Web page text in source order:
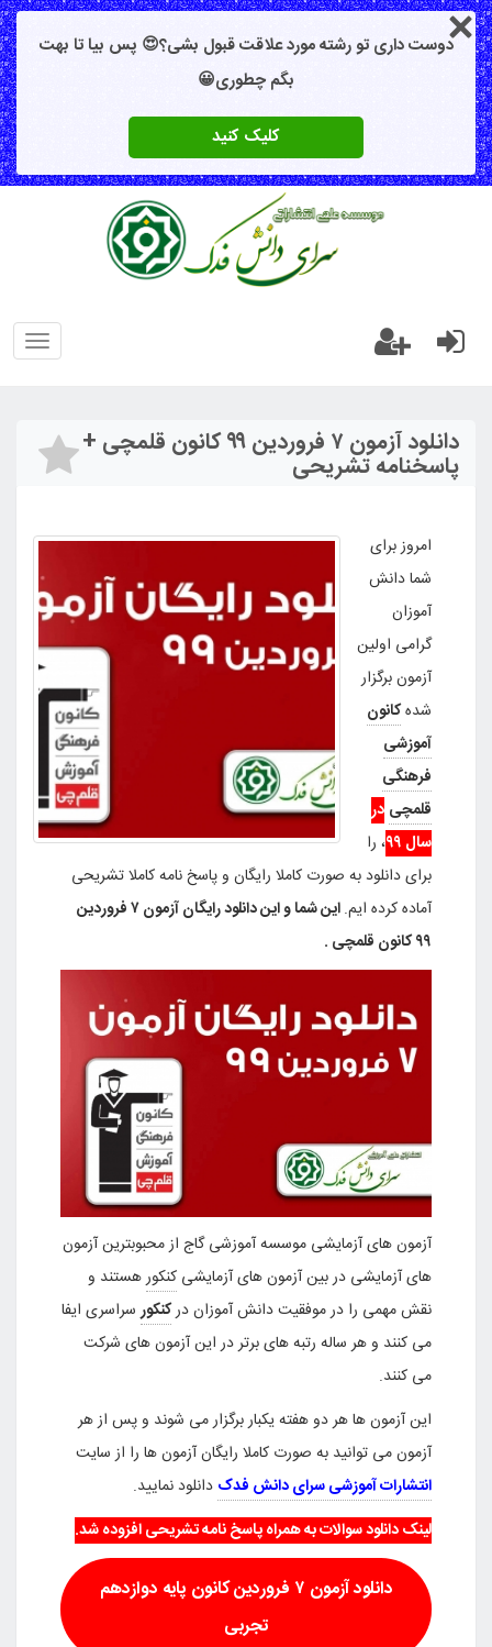
دوست داری تو رشته مورد علاقت قبول بشی؟😍 پس بیا تا بهت
بگم چطوری😀
کلیک کنید
دانلود آزمون ۷ فروردین ۹۹ کانون قلمچی +
پاسخنامه تشریحی
امروز برای
شما دانش
آموزان
گرامی اولین
آزمون برگزار
شدهکانون
آموزشی
فرهنگی
قلمچی در
سال ۹۹
، را
برای دانلود به صورت کاملا رایگان و پاسخ نامه کاملا تشریحی
آماده کرده ایم.
این شما و این دانلود رایگان آزمون ۷ فروردین
۹۹ کانون قلمچی .
آزمون های آزمایشی موسسه آموزشی گاج از محبوبترین آزمون
های آزمایشی در بین آزمون های آزمایشی کنکورهستند و
نقش مهمی را در موفقیت دانش آموزان درکنکورسراسری ایفا
می کنند و هر ساله رتبه های برتر در این آزمون های شرکت
می کنند.
این آزمون ها هر دو هفته یکبار برگزار می شوند و پس از هر
آزمون می توانید به صورت کاملا رایگان آزمون ها را از سایت
انتشارات آموزشی سرای دانش فدک دانلود نمایید.
لینک دانلود سوالات به همراه پاسخ نامه تشریحی افزوده شد.
دانلود آزمون ۷ فروردین کانون پایه دوازدهم
تجربی